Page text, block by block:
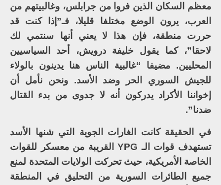
معظم السكان الذين فروا من جرابلس، وغالبيتهم من
العرب، يرون الوضع مختلفا قليلا، فـ”إذا كنت قد
حررت منطقة، فإن هذا لا يعني أنها سنتمي لك
لاحقا”، كما يقول خليفة درويش، أحد السياسيين
المحليين. مضيفا “غالبية الناس هنا يدينون بالولاء
للجيش السوري الحر وضد الأسد. ونحن نأمل أن
إخواننا الأكراد يدركون أنه لا جدوى من بدء القتال
ضدنا”.
في الحقيقة كانت الغارات الجوية التي شنها الأسد
تستهدف قوات الـ YPG القريبة من معسكر للقوات
الخاصة الأمريكية، حيث تحركت الولايات المتحدة لمنع
جميع الطائرات السورية من التحليق في المنطقة